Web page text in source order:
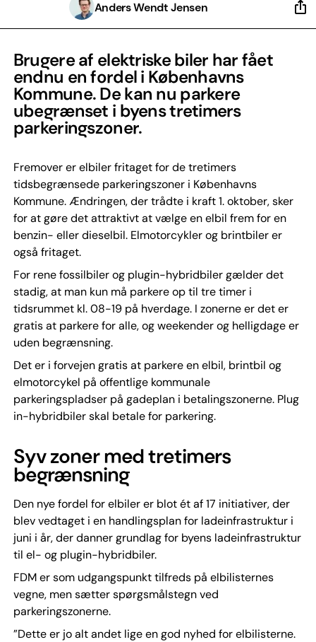
Anders Wendt Jensen
Brugere af elektriske biler har fået
endnu en fordel i Københavns
Kommune. De kan nu parkere
ubegrænset i byens tretimers
parkeringszoner.
Fremover er elbiler fritaget for de tretimers
tidsbegrænsede parkeringszoner i Københavns
Kommune. Ændringen, der trådte i kraft 1. oktober, sker
for at gøre det attraktivt at vælge en elbil frem for en
benzin- eller dieselbil. Elmotorcykler og brintbiler er
også fritaget.
For rene fossilbiler og plugin-hybridbiler gælder det
stadig, at man kun må parkere op til tre timer i
tidsrummet kl. 08-19 på hverdage. I zonerne er det er
gratis at parkere for alle, og weekender og helligdage er
uden begrænsning.
Det er i forvejen gratis at parkere en elbil, brintbil og
elmotorcykel på offentlige kommunale
parkeringspladser på gadeplan i betalingszonerne. Plug
in-hybridbiler skal betale for parkering.
Syv zoner med tretimers
begrænsning
Den nye fordel for elbiler er blot ét af 17 initiativer, der
blev vedtaget i en handlingsplan for ladeinfrastruktur i
juni i år, der danner grundlag for byens ladeinfrastruktur
til el- og plugin-hybridbiler.
FDM er som udgangspunkt tilfreds på elbilisternes
vegne, men sætter spørgsmålstegn ved
parkeringszonerne.
”Dette er jo alt andet lige en god nyhed for elbilisterne.